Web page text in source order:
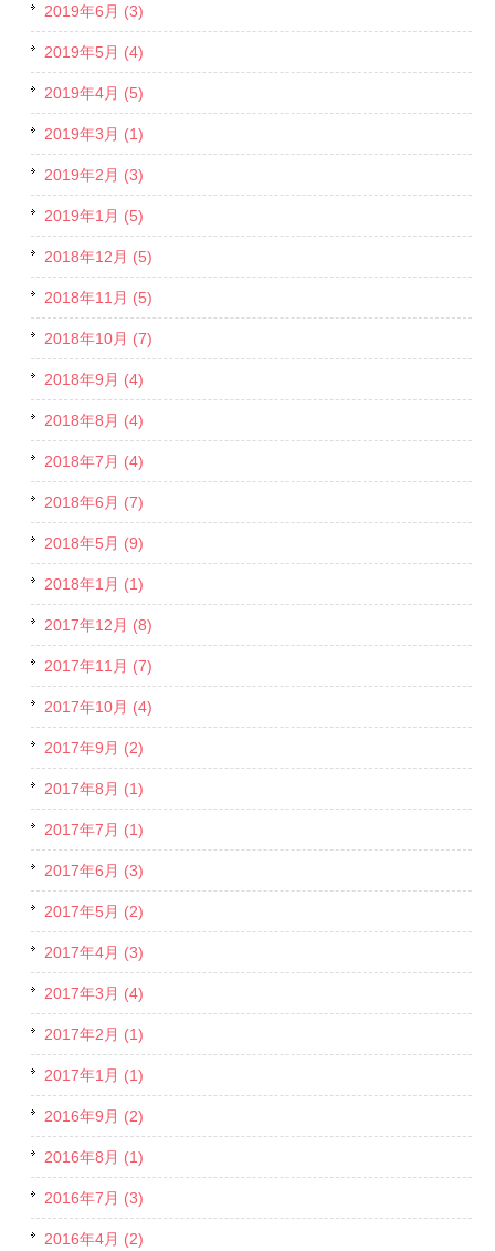
2019年6月 (3)
2019年5月 (4)
2019年4月 (5)
2019年3月 (1)
2019年2月 (3)
2019年1月 (5)
2018年12月 (5)
2018年11月 (5)
2018年10月 (7)
2018年9月 (4)
2018年8月 (4)
2018年7月 (4)
2018年6月 (7)
2018年5月 (9)
2018年1月 (1)
2017年12月 (8)
2017年11月 (7)
2017年10月 (4)
2017年9月 (2)
2017年8月 (1)
2017年7月 (1)
2017年6月 (3)
2017年5月 (2)
2017年4月 (3)
2017年3月 (4)
2017年2月 (1)
2017年1月 (1)
2016年9月 (2)
2016年8月 (1)
2016年7月 (3)
2016年4月 (2)